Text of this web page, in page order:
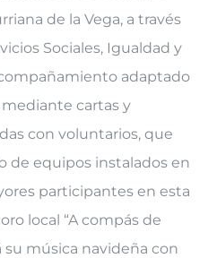
de la Vega, a través
Sociales, Igualdad y
adaptado
cartas y
con voluntarios, que
de equipos instalados en
participantes en esta
local “A compás de
su música navideña con